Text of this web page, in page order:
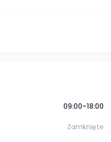
09:00–18:00
Zamknięte